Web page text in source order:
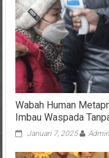
Wabah Human
Imbau Waspada
Januari 7, 2025 Admin